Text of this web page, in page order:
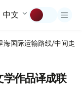
中文
海国际运输路线/中间走廊
作品译成联